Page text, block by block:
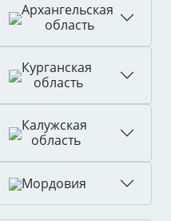
Архангельская
область
Курганская
область
Калужская
область
Мордовия